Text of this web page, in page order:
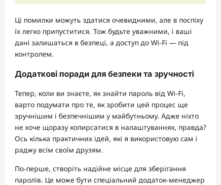
Ці помилки можуть здатися очевидними, але в поспіху
їх легко припуститися. Тож будьте уважними, і ваші
дані залишаться в безпеці, а доступ до Wi-Fi — під
контролем.
Додаткові поради для безпеки та зручності
Тепер, коли ви знаєте, як знайти пароль від Wi-Fi,
варто подумати про те, як зробити цей процес ще
зручнішим і безпечнішим у майбутньому. Адже ніхто
не хоче щоразу копирсатися в налаштуваннях, правда?
Ось кілька практичних ідей, які я використовую сам і
раджу всім своїм друзям.
По-перше, створіть надійне місце для зберігання
паролів. Це може бути спеціальний додаток-менеджер